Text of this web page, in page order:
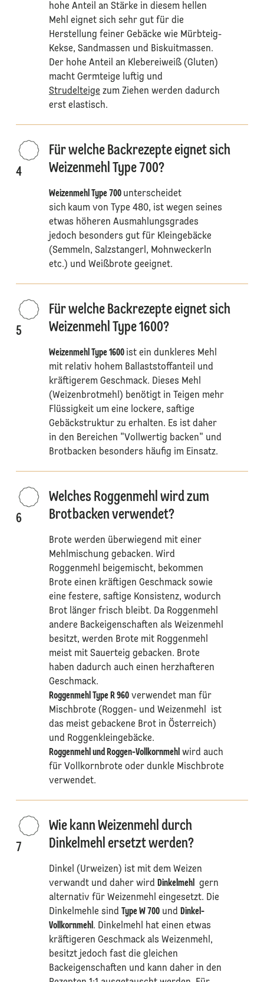
hohe Anteil an Stärke in diesem hellen
Mehl eignet sich sehr gut für die
Herstellung feiner Gebäcke wie Mürbteig-
Kekse, Sandmassen und Biskuitmassen.
Der hohe Anteil an Klebereiweiß (Gluten)
macht Germteige luftig und
Strudelteige zum Ziehen werden dadurch
erst elastisch.
4
Für welche Backrezepte eignet sich
Weizenmehl Type 700?
Weizenmehl Type 700 unterscheidet
sich kaum von Type 480, ist wegen seines
etwas höheren Ausmahlungsgrades
jedoch besonders gut für Kleingebäcke
(Semmeln, Salzstangerl, Mohnweckerln
etc.) und Weißbrote geeignet.
5
Für welche Backrezepte eignet sich
Weizenmehl Type 1600?
Weizenmehl Type 1600 ist ein dunkleres Mehl
mit relativ hohem Ballaststoffanteil und
kräftigerem Geschmack. Dieses Mehl
(Weizenbrotmehl) benötigt in Teigen mehr
Flüssigkeit um eine lockere, saftige
Gebäckstruktur zu erhalten. Es ist daher
in den Bereichen "Vollwertig backen" und
Brotbacken besonders häufig im Einsatz.
6
Welches Roggenmehl wird zum
Brotbacken verwendet?
Brote werden überwiegend mit einer
Mehlmischung gebacken. Wird
Roggenmehl beigemischt, bekommen
Brote einen kräftigen Geschmack sowie
eine festere, saftige Konsistenz, wodurch
Brot länger frisch bleibt. Da Roggenmehl
andere Backeigenschaften als Weizenmehl
besitzt, werden Brote mit Roggenmehl
meist mit Sauerteig gebacken. Brote
haben dadurch auch einen herzhafteren
Geschmack.
Roggenmehl Type R 960verwendet man für
Mischbrote (Roggen- und Weizenmehl ist
das meist gebackene Brot in Österreich)
und Roggenkleingebäcke.
Roggenmehl und Roggen-Vollkornmehl wird auch
für Vollkornbrote oder dunkle Mischbrote
verwendet.
7
Wie kann Weizenmehl durch
Dinkelmehl ersetzt werden?
Dinkel (Urweizen) ist mit dem Weizen
verwandt und daher wird Dinkelmehl
gern
alternativ für Weizenmehl eingesetzt. Die
Dinkelmehle sind
Type W 700und Dinkel-
Vollkornmehl . Dinkelmehl hat einen etwas
kräftigeren Geschmack als Weizenmehl,
besitzt jedoch fast die gleichen
Backeigenschaften und kann daher in den